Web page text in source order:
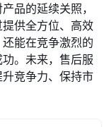
品的延续关照，
供全方位、高效
能在竞争激烈的
。未来，售后服
竞争力、保持市